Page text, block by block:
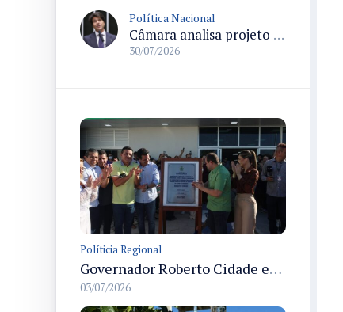
Política Nacional
Câmara analisa projeto que regula suplementos alimentares com regras para produção, rotulagem e fiscalização
30/07/2026
Políticia Regional
Governador Roberto Cidade entrega readequação do ambulatório da FCecon e amplia capacidade de atendimento oncológico em Manaus
03/07/2026